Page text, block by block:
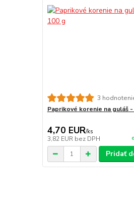
3
Paprikové korenie na guláš
4,70 EUR/ks
3,82 EUR bez DPH
Pridať